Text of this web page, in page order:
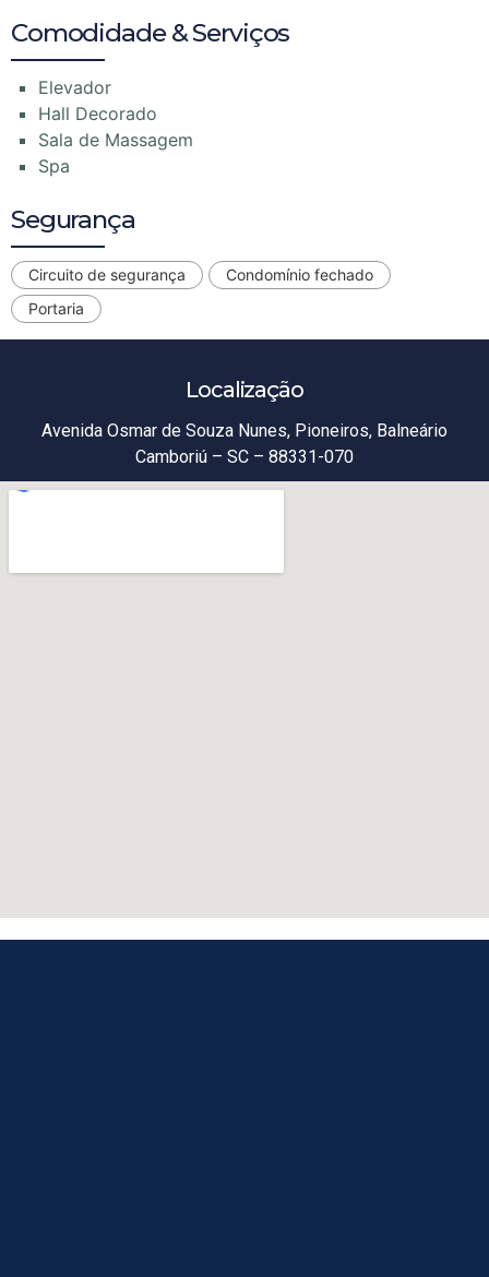
Comodidade & Serviços
Elevador
Hall Decorado
Sala de Massagem
Spa
Segurança
Circuito de segurança
Condomínio fechado
Portaria
Localização
Avenida Osmar de Souza Nunes, Pioneiros, Balneário
Camboriú – SC – 88331-070